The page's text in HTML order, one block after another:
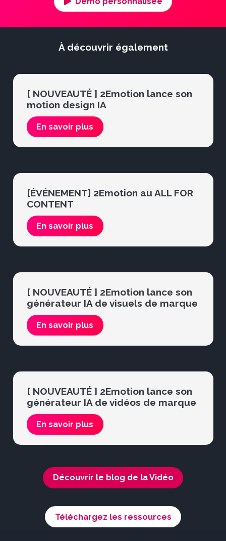
À découvrir également
[ NOUVEAUTÉ ] 2Emotion lance son
motion design IA
En savoir plus
[ÉVÉNEMENT] 2Emotion au ALL FOR
CONTENT
En savoir plus
[ NOUVEAUTÉ ] 2Emotion lance son
générateur IA de visuels de marque
En savoir plus
[ NOUVEAUTÉ ] 2Emotion lance son
générateur IA de vidéos de marque
En savoir plus
Découvrir le blog de la Vidéo
Téléchargez les ressources